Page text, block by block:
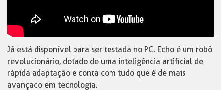
Já está disponível para ser testada no PC. Echo é um robô
revolucionário, dotado de uma inteligência artificial de
rápida adaptação e conta com tudo que é de mais
avançado em tecnologia.